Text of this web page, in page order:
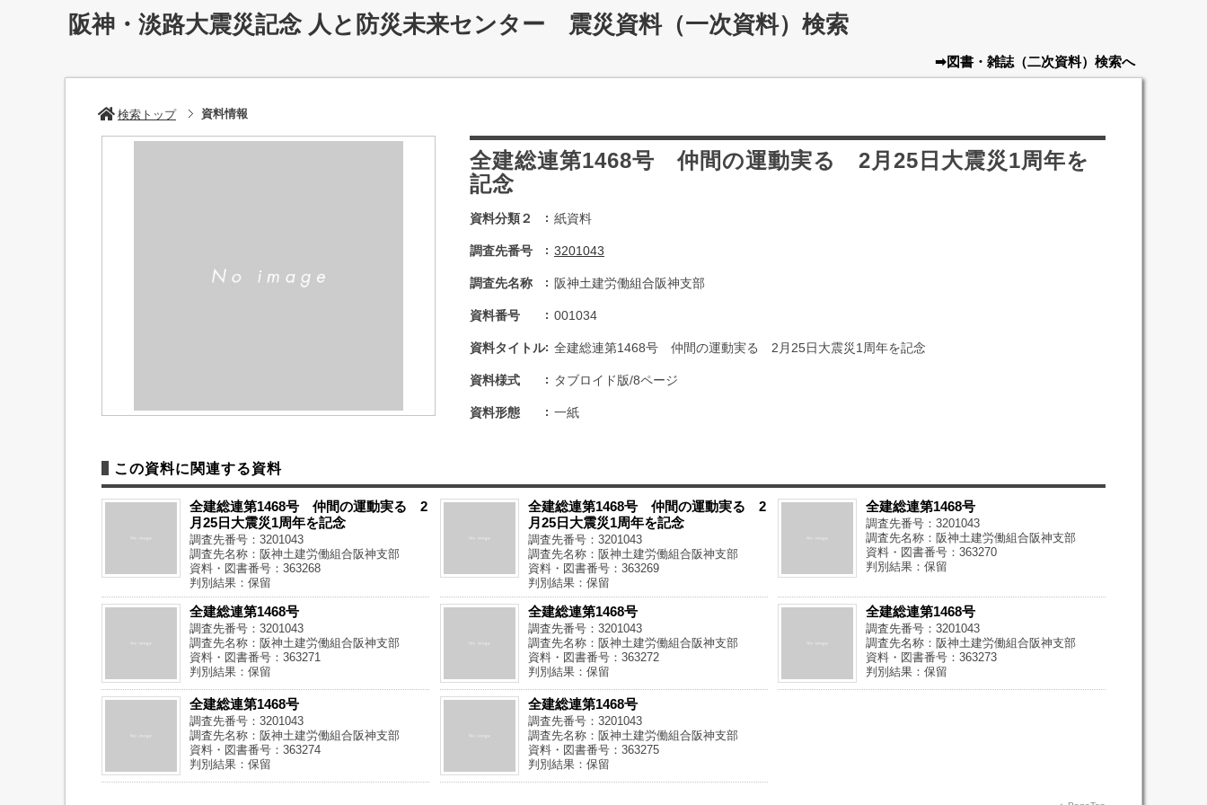
阪神・淡路大震災記念 人と防災未来センター 震災資料（一次資料）検索
➡図書・雑誌（二次資料） 検索へ
検索トップ 資料情報
全建総連第1468号 仲間の運動実る 2月25日大震災1周年を
記念
資料分類２ 紙資料
調査先番号 3201043
調査先名称 阪神土建労働組合阪神支部
資料番号 001034
資料タイトル 全建総連第1468号 仲間の運動実る 2月25日大震災1周年を記念
資料様式 タブロイド版/8ページ
資料形態 一紙
この資料に関連する資料
全建総連第1468号 仲間の運動実る 2
月25日大震災1周年を記念
調査先番号：3201043
調査先名称：阪神土建労働組合阪神支部
資料・図書番号：363268
判別結果：保留
全建総連第1468号 仲間の運動実る 2
月25日大震災1周年を記念
調査先番号：3201043
調査先名称：阪神土建労働組合阪神支部
資料・図書番号：363269
判別結果：保留
全建総連第1468号
調査先番号：3201043
調査先名称：阪神土建労働組合阪神支部
資料・図書番号：363270
判別結果：保留
全建総連第1468号
調査先番号：3201043
調査先名称：阪神土建労働組合阪神支部
資料・図書番号：363271
判別結果：保留
全建総連第1468号
調査先番号：3201043
調査先名称：阪神土建労働組合阪神支部
資料・図書番号：363272
判別結果：保留
全建総連第1468号
調査先番号：3201043
調査先名称：阪神土建労働組合阪神支部
資料・図書番号：363273
判別結果：保留
全建総連第1468号
調査先番号：3201043
調査先名称：阪神土建労働組合阪神支部
資料・図書番号：363274
判別結果：保留
全建総連第1468号
調査先番号：3201043
調査先名称：阪神土建労働組合阪神支部
資料・図書番号：363275
判別結果：保留